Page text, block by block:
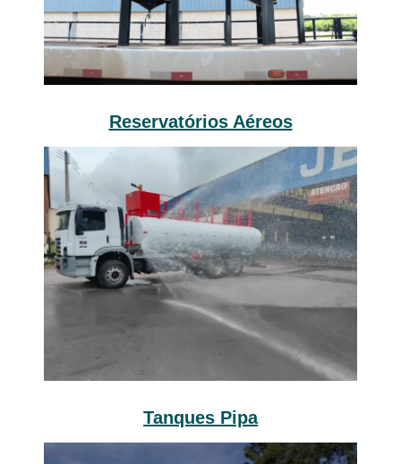
Reservatórios Aéreos
Tanques Pipa